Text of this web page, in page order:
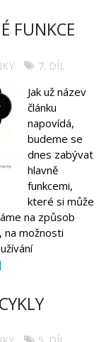
Zbyškem Vodou
FUNKCE
7. DÍL
Jak už název
článku
napovídá,
budeme se
dnes zabývat
hlavně
funkcemi,
které si může
na způsob
možnosti